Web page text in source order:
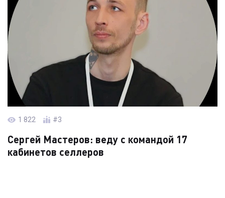
Читать кейс →
1 822 #3
Сергей Мастеров: веду с командой 17
кабинетов селлеров